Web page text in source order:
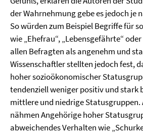
der Wahrnehmung gebe es jedoch je
So würden zum Beispiel Begriffe für
wie „Ehefrau“, „Lebensgefährte“
allen Befragten als angenehm und
Wissenschaftler stellten jedoch fest,
hoher sozioökonomischer
tendenziell weniger positiv und stark
mittlere und niedrige Statusgruppen.
nähmen Angehörige hoher
abweichendes Verhalten wie